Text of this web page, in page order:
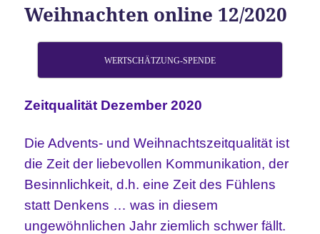
Weihnachten online 12/2020
WERTSCHÄTZUNG-SPENDE
Zeitqualität Dezember 2020
Die Advents- und Weihnachtszeitqualität ist
die Zeit der liebevollen Kommunikation, der
Besinnlichkeit, d.h. eine Zeit des Fühlens
statt Denkens … was in diesem
ungewöhnlichen Jahr ziemlich schwer fällt.